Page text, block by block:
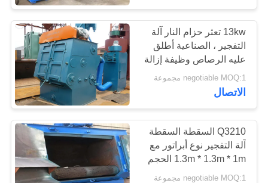
جولة
في
المعمل
مراقبة
الجودة
اتصل
13kw تعثر حزام النار آلة
التفجير ، الصناعية أطلق
عليه الرصاص وظيفة إزالة
الترسبات
negotiable MOQ:1 مجموعة
الاتصال
Q3210 السقطة السقطة
آلة التفجير نوع أبراتور مع
1.3m * 1.3m * 1m الحجم
الداخلي
negotiable MOQ:1 مجموعة